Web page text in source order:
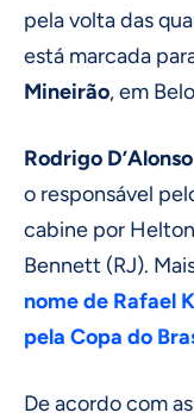
pela volta das
está marcada
Mineirão, em
Rodrigo
o responsável
cabine por
Bennett (RJ).
nome de Rafael
pela Copa do
De acordo com